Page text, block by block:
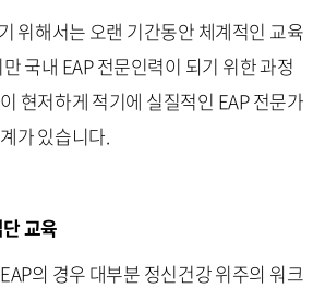
위해서는 오랜 기간동안 체계적인 교육
국내 EAP 전문인력이 되기 위한 과정
현저하게 적기에 실질적인 EAP 전문가
가 있습니다.
교육
의 경우 대부분 정신건강 위주의 워크